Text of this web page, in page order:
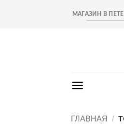
МАГАЗИН В
ГЛАВНАЯ /